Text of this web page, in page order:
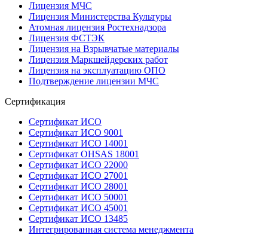
Лицензия МЧС
Лицензия Министерства Культуры
Атомная лицензия Ростехнадзора
Лицензия ФСТЭК
Лицензия на Взрывчатые материалы
Лицензия Маркшейдерских работ
Лицензия на эксплуатацию ОПО
Подтверждение лицензии МЧС
Сертификация
Сертификат ИСО
Сертификат ИСО 9001
Сертификат ИСО 14001
Сертификат OHSAS 18001
Сертификат ИСО 22000
Сертификат ИСО 27001
Сертификат ИСО 28001
Сертификат ИСО 50001
Сертификат ИСО 45001
Сертификат ИСО 13485
Интегрированная система менеджмента